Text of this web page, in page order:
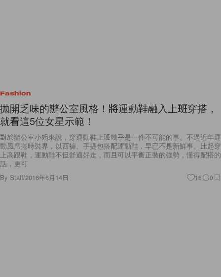
Fashion
拋開乏味的辦公室風格！將運動鞋融入上班穿搭，
就看這5位女星示範！
對於辦公室小姐來說，穿運動鞋上班幾乎是一件不可能的事。不過近年運
動風席捲時裝界，以西褲、手提包搭配運動鞋，早已不是新鮮事。比起穿
上高跟鞋，運動鞋不但舒適好走，而且可以平衡正裝的強勢，懂得配搭的
話，更可
By Staff/2016年6月14日 16 0